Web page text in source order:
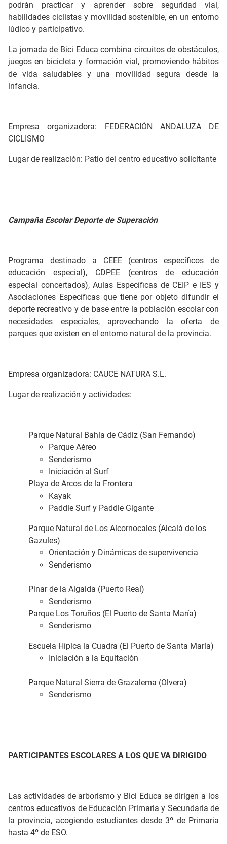
podrán practicar y aprender sobre seguridad vial,
habilidades ciclistas y movilidad sostenible, en un entorno
lúdico y participativo.
La jornada de Bici Educa combina circuitos de obstáculos,
juegos en bicicleta y formación vial, promoviendo hábitos
de vida saludables y una movilidad segura desde la
infancia.
Empresa organizadora: FEDERACIÓN ANDALUZA DE
CICLISMO
Lugar de realización: Patio del centro educativo solicitante
Campaña Escolar Deporte de Superación
Programa destinado a CEEE (centros específicos de
educación especial), CDPEE (centros de educación
especial concertados), Aulas Específicas de CEIP e IES y
Asociaciones Específicas que tiene por objeto difundir el
deporte recreativo y de base entre la población escolar con
necesidades especiales, aprovechando la oferta de
parques que existen en el entorno natural de la provincia.
Empresa organizadora: CAUCE NATURA S.L.
Lugar de realización y actividades:
Parque Natural Bahía de Cádiz (San Fernando)
Parque Aéreo
Senderismo
Iniciación al Surf
Playa de Arcos de la Frontera
Kayak
Paddle Surf y Paddle Gigante
Parque Natural de Los Alcornocales (Alcalá de los
Gazules)
Orientación y Dinámicas de supervivencia
Senderismo
Pinar de la Algaida (Puerto Real)
Senderismo
Parque Los Toruños (El Puerto de Santa María)
Senderismo
Escuela Hípica la Cuadra (El Puerto de Santa María)
Iniciación a la Equitación
Parque Natural Sierra de Grazalema (Olvera)
Senderismo
PARTICIPANTES ESCOLARES A LOS QUE VA DIRIGIDO
Las actividades de arborismo y Bici Educa se dirigen a los
centros educativos de Educación Primaria y Secundaria de
la provincia, acogiendo estudiantes desde 3º de Primaria
hasta 4º de ESO.